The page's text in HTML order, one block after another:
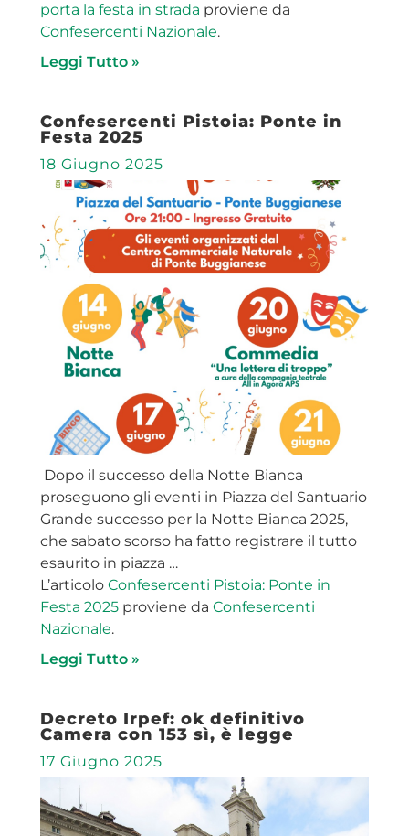
porta la festa in strada proviene da
Confesercenti Nazionale.
Leggi Tutto »
Confesercenti Pistoia: Ponte in
Festa 2025
18 Giugno 2025
Dopo il successo della Notte Bianca
proseguono gli eventi in Piazza del Santuario
Grande successo per la Notte Bianca 2025,
che sabato scorso ha fatto registrare il tutto
esaurito in piazza …
L’articoloConfesercenti Pistoia: Ponte in
Festa 2025 proviene daConfesercenti
Nazionale.
Leggi Tutto »
Decreto Irpef: ok definitivo
Camera con 153 sì, è legge
17 Giugno 2025